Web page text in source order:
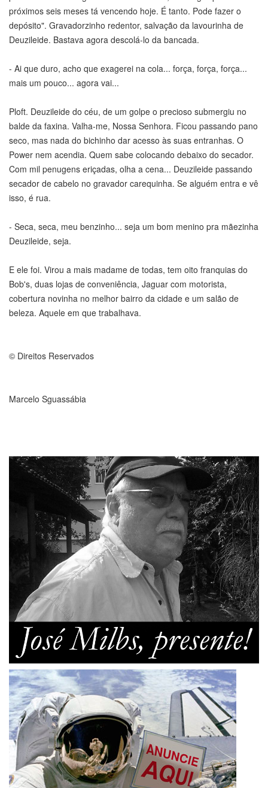
próximos seis meses tá vencendo hoje. É tanto. Pode fazer o
depósito". Gravadorzinho redentor, salvação da lavourinha de
Deuzileide. Bastava agora descolá-lo da bancada.
- Ai que duro, acho que exagerei na cola... força, força, força...
mais um pouco... agora vai...
Ploft. Deuzileide do céu, de um golpe o precioso submergiu no
balde da faxina. Valha-me, Nossa Senhora. Ficou passando pano
seco, mas nada do bichinho dar acesso às suas entranhas. O
Power nem acendia. Quem sabe colocando debaixo do secador.
Com mil penugens eriçadas, olha a cena... Deuzileide passando
secador de cabelo no gravador carequinha. Se alguém entra e vê
isso, é rua.
- Seca, seca, meu benzinho... seja um bom menino pra mãezinha
Deuzileide, seja.
E ele foi. Virou a mais madame de todas, tem oito franquias do
Bob's, duas lojas de conveniência, Jaguar com motorista,
cobertura novinha no melhor bairro da cidade e um salão de
beleza. Aquele em que trabalhava.
© Direitos Reservados
Marcelo Sguassábia